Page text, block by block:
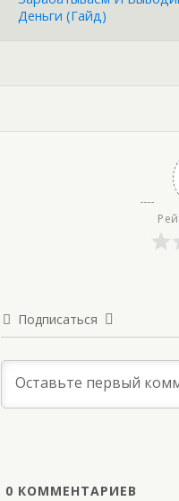
Деньги (гайд)
Подписаться
0 КОММЕНТАРИЕВ